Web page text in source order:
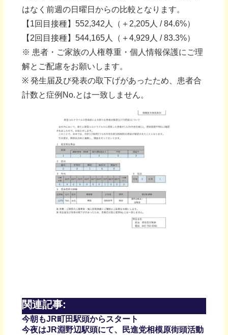
はなく前週の日曜日からの比較となります。
【1回目接種】552,342人（＋2,205人 / 84.6%）
【2回目接種】544,165人（＋4,929人 / 83.3%）
※ 患者・ご家族の人権尊重・個人情報保護にご理
解とご配慮をお願いします。
※ 発生届及び発表の取下げがあったため、患者合
計数と症例No.とは一致しません。
関連記事:
今朝もJR町田駅頭からスタート
今夜はJR淵野辺駅頭にて、民進党相模原街頭活動